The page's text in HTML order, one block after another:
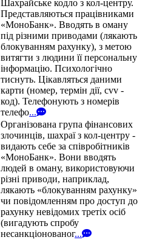
Шахрайське кодло з кол-центру.
Представляються працівниками
«МоноБанк». Вводять в оману
під різними приводами (лякають
блокуванням рахунку), з метою
витягти з людини її персональну
інформацію. Психологічно
тиснуть. Цікавляться даними
карти (номер, термін дії, cvv -
код). Телефонують з номерів
телефо...
Організована група фінансових
злочинців, шахраї з кол-центру -
видають себе за співробітників
«МоноБанк». Вони вводять
людей в оману, використовуючи
різні приводи, наприклад,
лякають «блокуванням рахунку»
чи повідомленням про доступ до
рахунку невідомих третіх осіб
(вигадують спробу
несанкціонованог...